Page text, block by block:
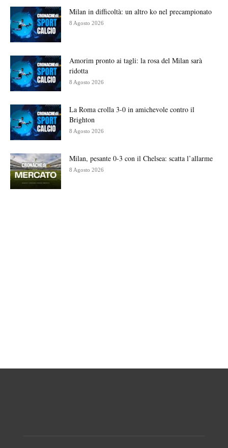
Milan in difficoltà: un altro ko nel precampionato
8 Agosto 2026
Amorim pronto ai tagli: la rosa del Milan sarà
ridotta
8 Agosto 2026
La Roma crolla 3-0 in amichevole contro il
Brighton
8 Agosto 2026
Milan, pesante 0-3 con il Chelsea: scatta l’allarme
8 Agosto 2026